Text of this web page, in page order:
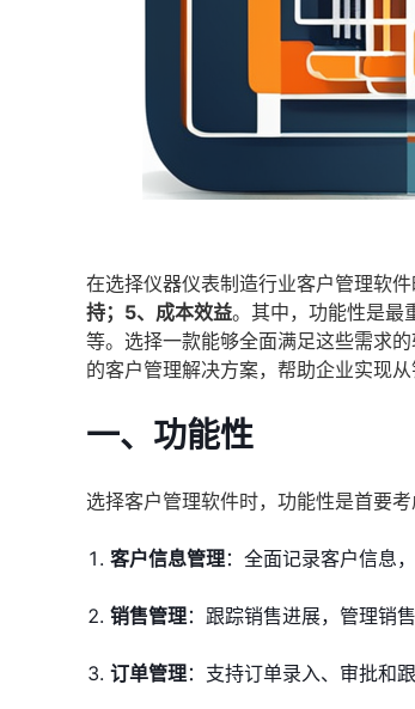
在选择仪器仪表制造行业客户管理软
持；5、成本效益。其中，功能性是最
等。选择一款能够全面满足这些需求
的客户管理解决方案，帮助企业实现
一、功能性
选择客户管理软件时，功能性是首要
客户信息管理：全面记录客户信息
销售管理：跟踪销售进展，管理销
订单管理：支持订单录入、审批和